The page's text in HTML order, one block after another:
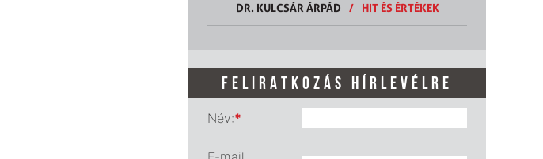
DR. KULCSÁR ÁRPÁD
/ HIT ÉS ÉRTÉKEK
FELIRATKOZÁS HÍRLEVÉLRE
Név:*